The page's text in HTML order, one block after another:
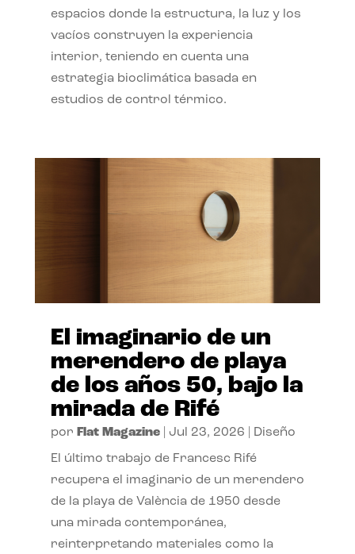
espacios donde la estructura, la luz y los
vacíos construyen la experiencia
interior, teniendo en cuenta una
estrategia bioclimática basada en
estudios de control térmico.
El imaginario de un
merendero de playa
de los años 50, bajo la
mirada de Rifé
por Flat Magazine| Jul 23, 2026 Diseño
El último trabajo de Francesc Rifé
recupera el imaginario de un merendero
de la playa de València de 1950 desde
una mirada contemporánea,
reinterpretando materiales como la